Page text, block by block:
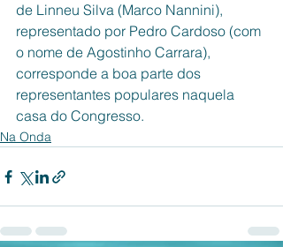
de Linneu Silva (Marco Nannini),
representado por Pedro Cardoso (com
o nome de Agostinho Carrara),
corresponde a boa parte dos
representantes populares naquela
casa do Congresso.
Na Onda